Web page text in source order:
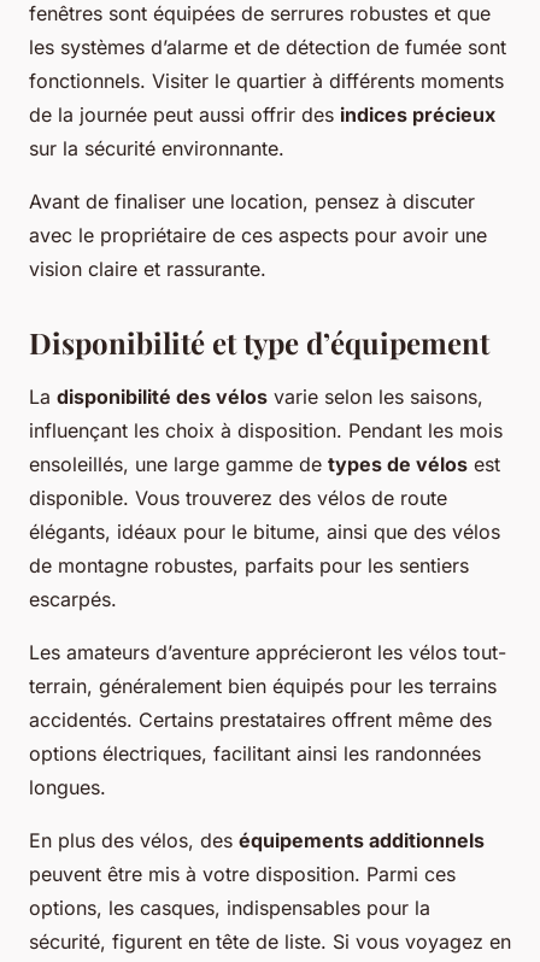
fenêtres sont équipées de serrures robustes et que
les systèmes d’alarme et de détection de fumée sont
fonctionnels. Visiter le quartier à différents moments
de la journée peut aussi offrir des indices précieux
sur la sécurité environnante.
Avant de finaliser une location, pensez à discuter
avec le propriétaire de ces aspects pour avoir une
vision claire et rassurante.
Disponibilité et type d’équipement
La disponibilité des vélos varie selon les saisons,
influençant les choix à disposition. Pendant les mois
ensoleillés, une large gamme de types de vélos est
disponible. Vous trouverez des vélos de route
élégants, idéaux pour le bitume, ainsi que des vélos
de montagne robustes, parfaits pour les sentiers
escarpés.
Les amateurs d’aventure apprécieront les vélos tout-
terrain, généralement bien équipés pour les terrains
accidentés. Certains prestataires offrent même des
options électriques, facilitant ainsi les randonnées
longues.
En plus des vélos, des équipements additionnels
peuvent être mis à votre disposition. Parmi ces
options, les casques, indispensables pour la
sécurité, figurent en tête de liste. Si vous voyagez en